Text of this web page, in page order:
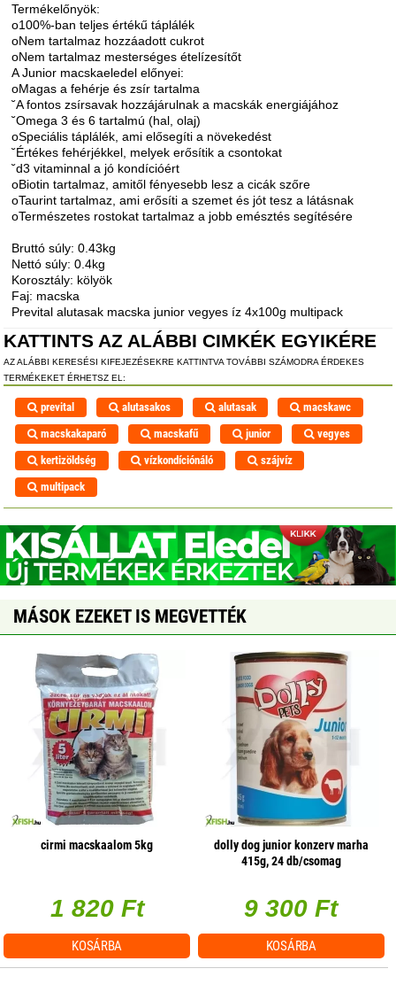
Termékelőnyök:
o100%-ban teljes értékű táplálék
oNem tartalmaz hozzáadott cukrot
oNem tartalmaz mesterséges ételízesítőt
A Junior macskaeledel előnyei:
oMagas a fehérje és zsír tartalma
˘A fontos zsírsavak hozzájárulnak a macskák energiájához
˘Omega 3 és 6 tartalmú (hal, olaj)
oSpeciális táplálék, ami elősegíti a növekedést
˘Értékes fehérjékkel, melyek erősítik a csontokat
˘d3 vitaminnal a jó kondícióért
oBiotin tartalmaz, amitől fényesebb lesz a cicák szőre
oTaurint tartalmaz, ami erősíti a szemet és jót tesz a látásnak
oTermészetes rostokat tartalmaz a jobb emésztés segítésére
Bruttó súly: 0.43kg
Nettó súly: 0.4kg
Korosztály: kölyök
Faj: macska
Prevital alutasak macska junior vegyes íz 4x100g multipack
KATTINTS AZ ALÁBBI CIMKÉK EGYIKÉRE
AZ ALÁBBI KERESÉSI KIFEJEZÉSEKRE KATTINTVA TOVÁBBI SZÁMODRA ÉRDEKES
TERMÉKEKET ÉRHETSZ EL:
prevital alutasakos alutasak
macskawc
macskakaparó
macskafű junior
vegyes
kertizöldség
vízkondíciónáló
szájvíz
multipack
MÁSOK EZEKET IS MEGVETTÉK
cirmi macskaalom 5kg
1 820 Ft
KOSÁRBA
dolly dog junior konzerv marha
415g, 24 db/csomag
9 300 Ft
KOSÁRBA